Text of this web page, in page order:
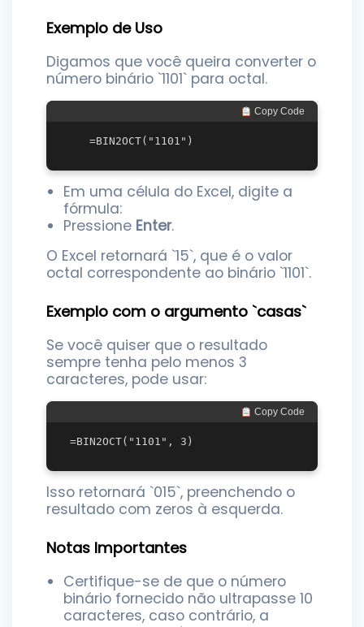
Exemplo de Uso
Digamos que você queira converter o
número binário `1101` para octal.
Copy Code
Em uma célula do Excel, digite a
fórmula:
Pressione Enter.
O Excel retornará `15`, que é o valor
octal correspondente ao binário `1101`.
Exemplo com o argumento `casas`
Se você quiser que o resultado
sempre tenha pelo menos 3
caracteres, pode usar:
Copy Code
Isso retornará `015`, preenchendo o
resultado com zeros à esquerda.
Notas Importantes
Certifique-se de que o número
binário fornecido não ultrapasse 10
caracteres, caso contrário, a